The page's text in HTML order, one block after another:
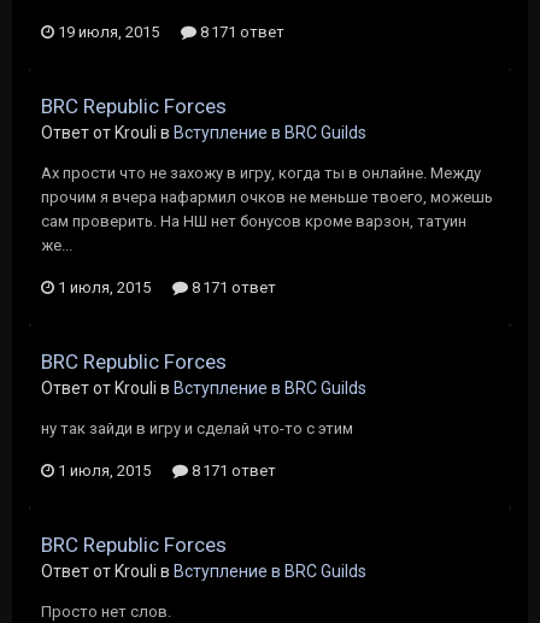
19 июля, 2015 8 171 ответ
BRC Republic Forces
Ответ от Krouli в Вступление в BRC Guilds
Ах прости что не захожу в игру, когда ты в онлайне. Между
прочим я вчера нафармил очков не меньше твоего, можешь
сам проверить. На НШ нет бонусов кроме варзон, татуин
же...
1 июля, 2015 8 171 ответ
BRC Republic Forces
Ответ от Krouli в Вступление в BRC Guilds
ну так зайди в игру и сделай что-то с этим
1 июля, 2015 8 171 ответ
BRC Republic Forces
Ответ от Krouli в Вступление в BRC Guilds
Просто нет слов.